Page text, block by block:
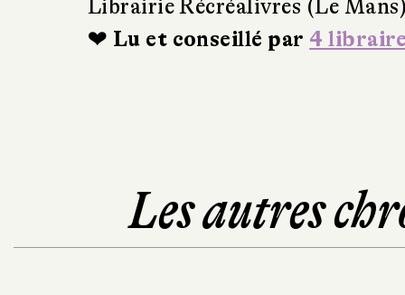
Librairie Récréalivres (Le
❤ Lu et conseillé par 4
Les autres